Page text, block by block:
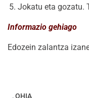
Jokatu eta gozatu.
Informazio gehiago
Edozein zalantza
OHIA